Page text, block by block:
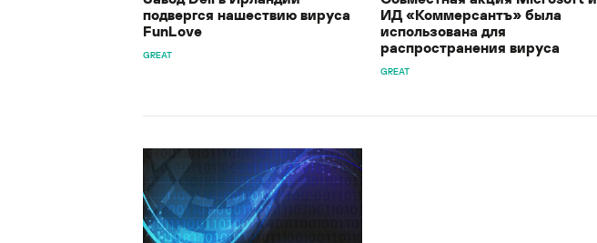
подвергся нашествию вируса
FunLove
GREAT
ИД «Коммерсантъ» была
использована для
распространения вируса
GREAT